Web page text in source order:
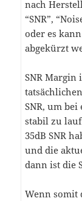
nach
“SNR”,
oder es
abgekürzt
SNR Margin
SNR, um
stabil zu
35dB SNR
und die
dann ist die
Wenn somit